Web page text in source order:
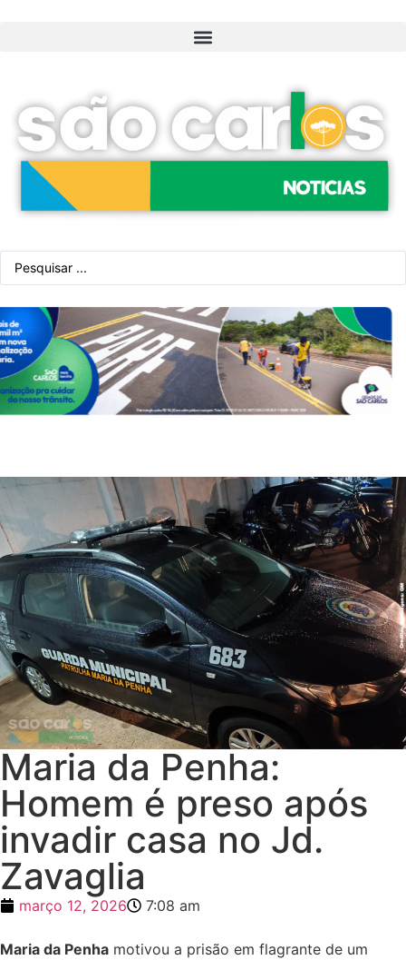
Maria da Penha:
Homem é preso após
invadir casa no Jd.
Zavaglia
março 12, 2026 7:08 am
Maria da Penha motivou a prisão em flagrante de um